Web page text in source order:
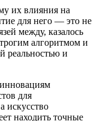
их влияния на
для него — это не
между, казалось
алгоритмом и
реальностью и
для
искусство
находить точные